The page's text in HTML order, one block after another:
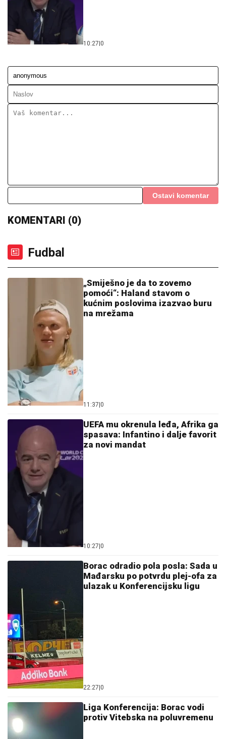
10:27 0
Ostavi komentar
KOMENTARI (0)
Fudbal
„Smiješno je da to zovemo
pomoći“: Haland stavom o
kućnim poslovima izazvao buru
na mrežama
11:37 0
UEFA mu okrenula leđa, Afrika ga
spasava: Infantino i dalje favorit
za novi mandat
10:27 0
Borac odradio pola posla: Sada u
Mađarsku po potvrdu plej-ofa za
ulazak u Konferencijsku ligu
22:27 0
Liga Konferencija: Borac vodi
protiv Vitebska na poluvremenu